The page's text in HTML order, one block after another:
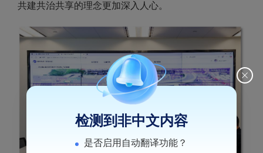
共建共治共享的理念更加深入人心。
检测到非中文内容
是否启用自动翻译功能？